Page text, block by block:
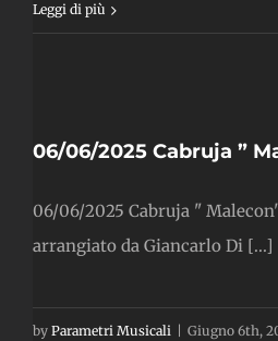
Leggi di più
06/06/2025 Cabruja ”
06/06/2025 Cabruja "
arrangiato da Giancarlo Di [...]
by Parametri Musicali Giugno 6th,